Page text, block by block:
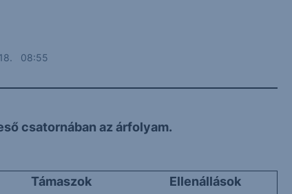
08:55
csatornában az árfolyam.
Támaszok
Ellenállások